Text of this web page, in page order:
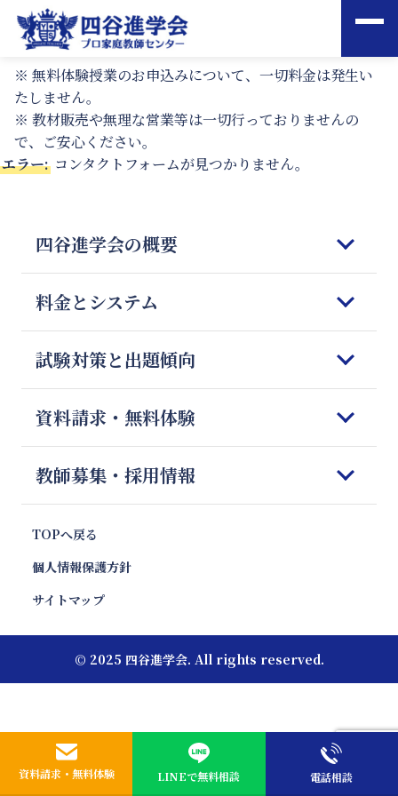
※ 無料体験授業のお申込みについて、一切料金は発生い
たしません。
※ 教材販売や無理な営業等は一切行っておりませんの
で、ご安心ください。
エラー: コンタクトフォームが見つかりません。
資料請求・無料体験 LINEで無料相談 電話相談
四谷進学会の概要
四谷進学会の理念
教師の質とマッチング
Q＆A
お便り紹介
プロ家庭教師のご紹介
料金とシステム
オンライン授業
授業開始までの流れ
報道・News
親向け講座 やる気エンジン
試験対策と出題傾向
模試対策
注目校インタビュー
教材情報
エリア別受験動向
いま話題の教育ワード
資料請求・無料体験
お問合せ
教師募集・採用情報
プロ家庭教師 応募フォーム
TOPへ戻る
個人情報保護方針
サイトマップ
© 2025 四谷進学会. All rights reserved.